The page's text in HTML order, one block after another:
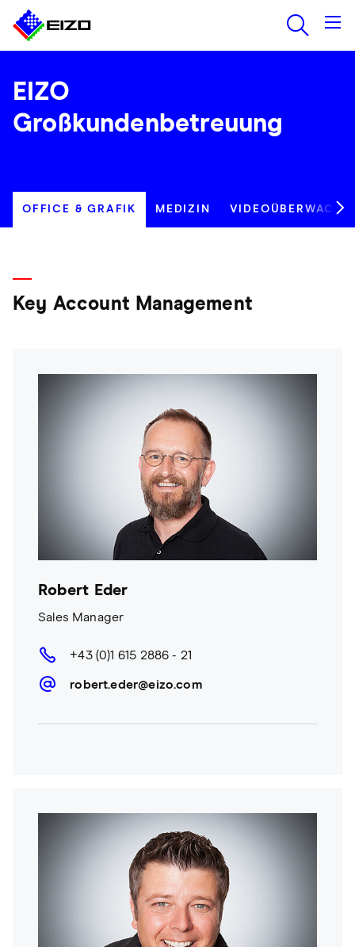
EIZO
Großkundenbetreuung
OFFICE & GRAFIK MEDIZIN
Key Account Management
Robert Eder
Sales Manager
+43 (0)1 615 2886 - 21
robert.eder@eizo.com